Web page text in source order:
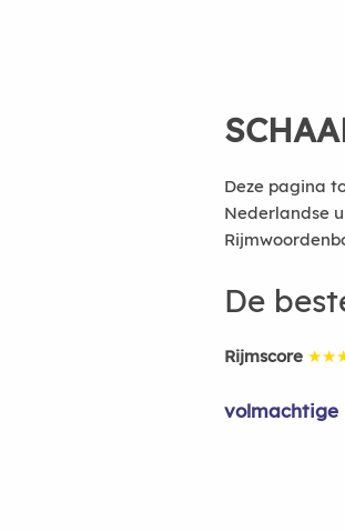
Deze pagina
Nederlandse
De
Rijmscore
volmachtige